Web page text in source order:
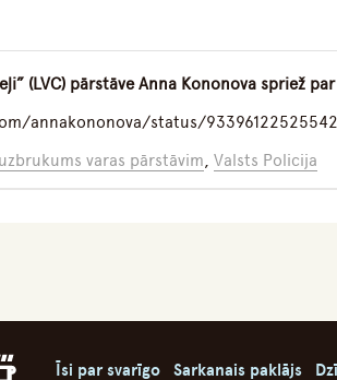
(LVC) pārstāve Anna Kononova spriež
annakononova/status/
uzbrukums varas pārstāvim,Valsts Policija
Īsi par svarīgo Sarkanais paklājs